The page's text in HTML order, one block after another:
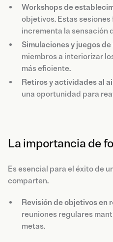
Workshops de
objetivos. Estas
incrementa la sensación
Simulaciones y juegos de
miembros a interiorizar
más eficiente.
Retiros y actividades al
una oportunidad para
La importancia de
Es esencial para el éxito de
comparten.
Revisión de objetivos en
reuniones regulares
metas.